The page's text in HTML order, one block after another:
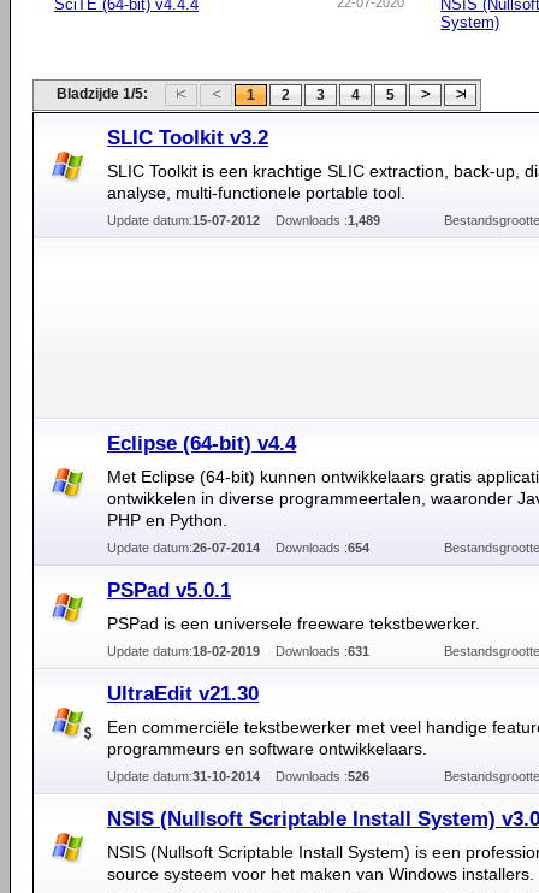
SciTE (64-bit) v4.4.4
NSIS
System)
Bladzijde 1/5: 1 2 3 4 5
SLIC Toolkit v3.2
SLIC Toolkit is een krachtige SLIC extraction, back-up,
analyse, multi-functionele portable tool.
Update datum:15-07-2012 Downloads :1,489
Eclipse (64-bit) v4.4
Met Eclipse (64-bit) kunnen ontwikkelaars gratis
ontwikkelen in diverse programmeertalen, waaronder
PHP en Python.
Update datum:26-07-2014 Downloads :654
PSPad v5.0.1
PSPad is een universele freeware tekstbewerker.
Update datum:18-02-2019 Downloads :631
UltraEdit v21.30
Een commerciële tekstbewerker met veel handige
programmeurs en software ontwikkelaars.
Update datum:31-10-2014 Downloads :526
NSIS (Nullsoft Scriptable Install System)
NSIS (Nullsoft Scriptable Install System) is een
source systeem voor het maken van Windows installers.